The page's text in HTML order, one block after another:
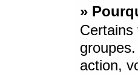
»
Certains
action,